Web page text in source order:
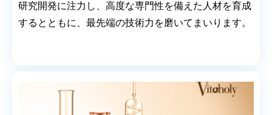
研究開発に注力し、高度な専門性を備えた人材を育成
するとともに、最先端の技術力を磨いてまいります。